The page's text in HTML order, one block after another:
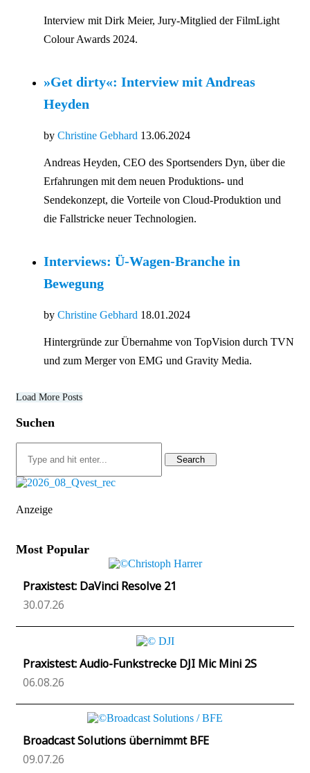
Interview mit Dirk Meier, Jury-Mitglied der FilmLight
Colour Awards 2024.
»Get dirty«: Interview mit Andreas
Heyden
by Christine Gebhard 13.06.2024
Andreas Heyden, CEO des Sportsenders Dyn, über die
Erfahrungen mit dem neuen Produktions- und
Sendekonzept, die Vorteile von Cloud-Produktion und
die Fallstricke neuer Technologien.
Interviews: Ü-Wagen-Branche in
Bewegung
by Christine Gebhard 18.01.2024
Hintergründe zur Übernahme von TopVision durch TVN
und zum Merger von EMG und Gravity Media.
Load More Posts
Suchen
Search
Anzeige
Most Popular
Praxistest: DaVinci Resolve 21
30.07.26
Praxistest: Audio-Funkstrecke DJI Mic Mini 2S
06.08.26
Broadcast Solutions übernimmt BFE
09.07.26